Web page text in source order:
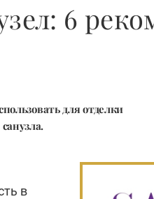
6
для отделки
в